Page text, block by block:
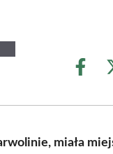
Share
miała